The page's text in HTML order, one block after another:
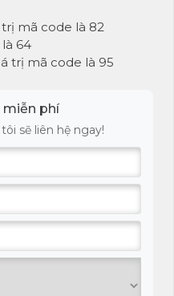
mã code là 82
64
trị mã code là 95
miễn phí
sẽ liên hệ ngay!